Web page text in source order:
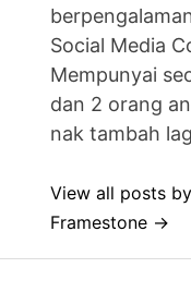
Social Media
Mempunyai
dan 2 orang
nak tambah
View all posts
Framestone →